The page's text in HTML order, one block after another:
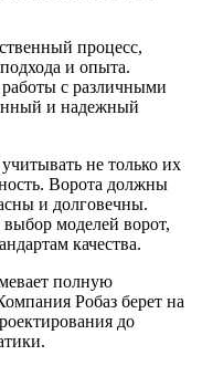
процесс,
и опыта.
с различными
и надежный
не только их
Ворота должны
и долговечны.
моделей ворот,
качества.
полную
Робаз берет на
до